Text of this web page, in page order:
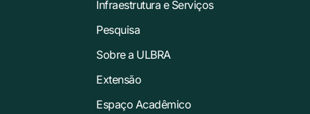
Infraestrutura e Serviços
Pesquisa
Sobre a ULBRA
Extensão
Espaço Acadêmico